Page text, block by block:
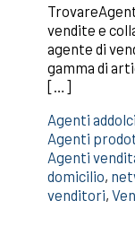
vendite e
agente di
gamma di
[…]
Agenti
Agenti
Agenti
domicilio,
venditori,